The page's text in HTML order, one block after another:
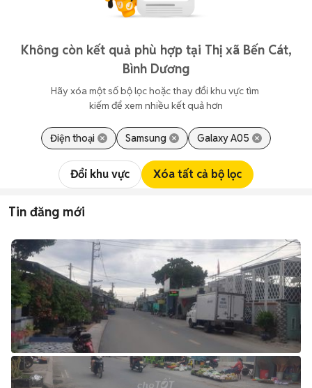
Không còn kết quả phù hợp tại Thị xã Bến Cát,
Bình Dương
Hãy xóa một số bộ lọc hoặc thay đổi khu vực tìm
kiếm để xem nhiều kết quả hơn
Điện thoại Samsung Galaxy A05
Đổi khu vực Xóa tất cả bộ lọc
Tin đăng mới